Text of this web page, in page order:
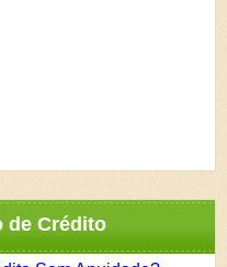
de Crédito